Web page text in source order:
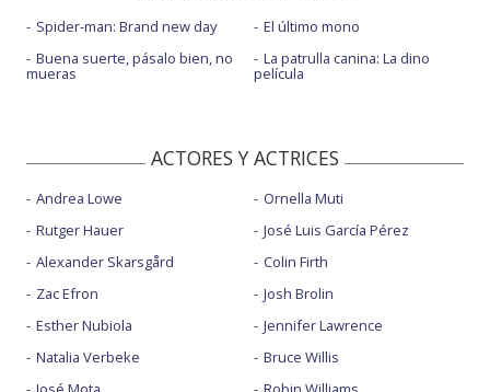
Spider-man: Brand new day
Buena suerte, pásalo bien, no
mueras
El último mono
La patrulla canina: La dino
película
ACTORES Y ACTRICES
Andrea Lowe
Rutger Hauer
Alexander Skarsgård
Zac Efron
Esther Nubiola
Natalia Verbeke
Ornella Muti
José Luis García Pérez
Colin Firth
Josh Brolin
Jennifer Lawrence
Bruce Willis